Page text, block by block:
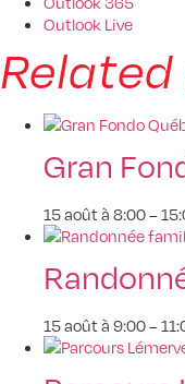
Outlook Live
Gran
15 août à 8:00–
15 août à 9:00–